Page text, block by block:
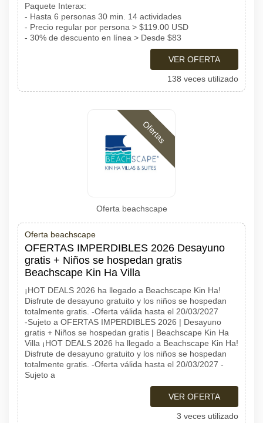
Paquete Interax:
- Hasta 6 personas 30 min. 14 actividades
- Precio regular por persona > $119.00 USD
- 30% de descuento en línea > Desde $83
VER OFERTA
138 veces utilizado
Ofertas
Oferta beachscape
Oferta beachscape
OFERTAS IMPERDIBLES 2026 Desayuno
gratis + Niños se hospedan gratis
Beachscape Kin Ha Villa
¡HOT DEALS 2026 ha llegado a Beachscape Kin Ha!
Disfrute de desayuno gratuito y los niños se hospedan
totalmente gratis. -Oferta válida hasta el 20/03/2027
-Sujeto a OFERTAS IMPERDIBLES 2026 | Desayuno
gratis + Niños se hospedan gratis | Beachscape Kin Ha
Villa ¡HOT DEALS 2026 ha llegado a Beachscape Kin Ha!
Disfrute de desayuno gratuito y los niños se hospedan
totalmente gratis. -Oferta válida hasta el 20/03/2027 -
Sujeto a
VER OFERTA
3 veces utilizado